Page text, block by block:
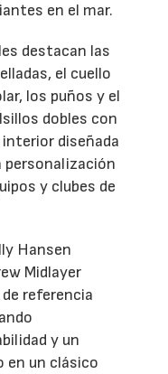
en el mar.
destacan las
el cuello
los puños y el
dobles con
diseñada
personalización
y clubes de
Hansen
Midlayer
referencia
y un
en un clásico